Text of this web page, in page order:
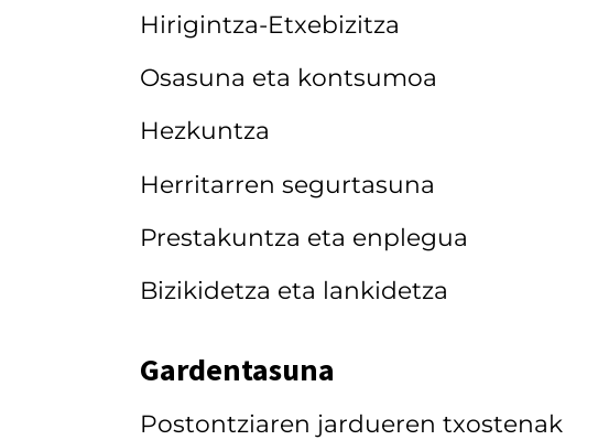
Hirigintza-Etxebizitza
Osasuna eta kontsumoa
Hezkuntza
Herritarren segurtasuna
Prestakuntza eta enplegua
Bizikidetza eta lankidetza
Gardentasuna
Postontziaren jardueren txostenak